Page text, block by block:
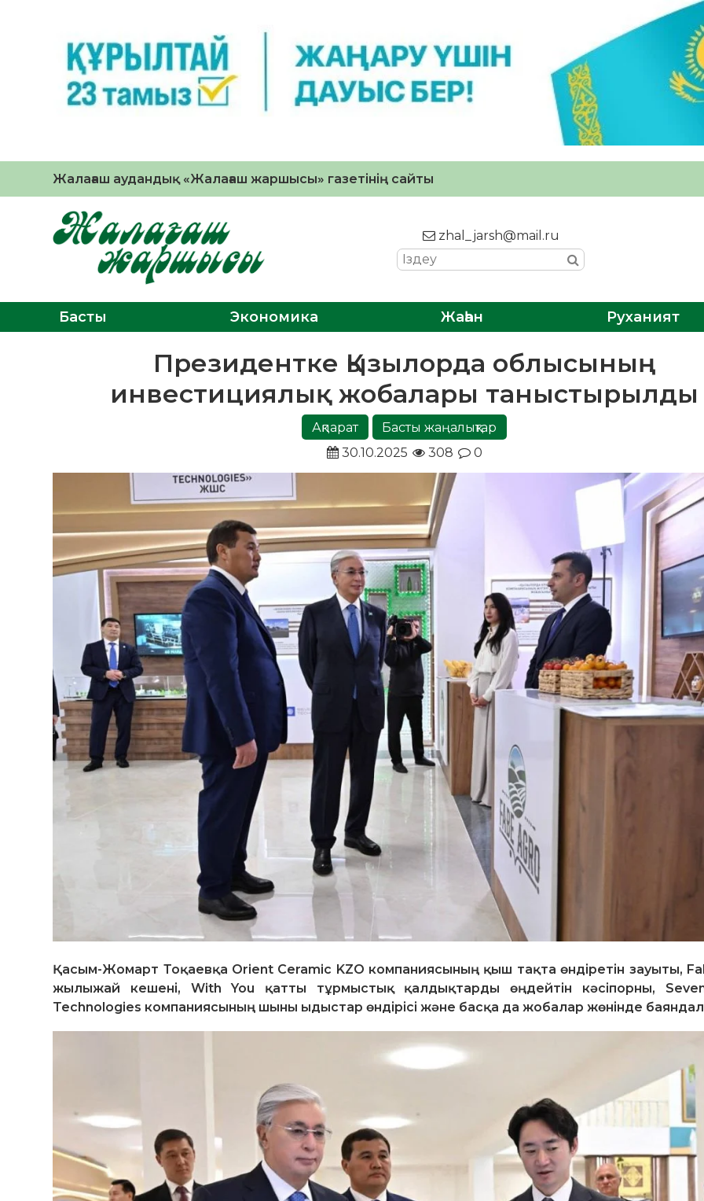
Жалағаш аудандық «Жалағаш жаршысы» газетінің сайты
zhal_jarsh@mail.ru
Басты Экономика Жаһан Руханият
Президентке Қызылорда облысының
инвестициялық жобалары таныстырылды
Ақпарат
Басты жаңалықтар
30.10.2025
308 0
Қасым-Жомарт Тоқаевқа Orient Ceramic KZO компаниясының қыш тақта өндіретін зауыты,
жылыжай кешені, With You қатты тұрмыстық қалдықтарды өңдейтін кәсіпорны,
Technologies компаниясының шыны ыдыстар өндірісі және басқа да жобалар жөнінде